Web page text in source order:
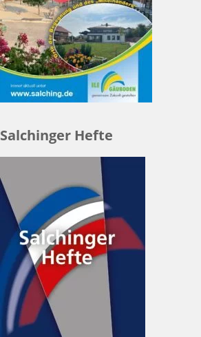
Salchinger Hefte